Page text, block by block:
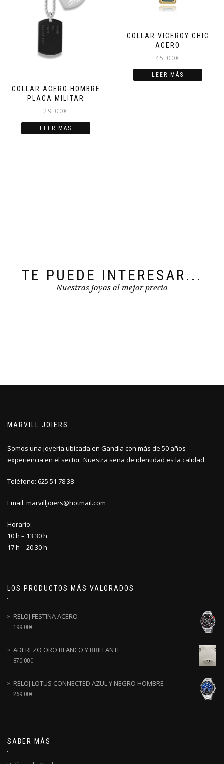
COLLAR ACERO HOMBRE
PLACA MILITAR
29.00€
LEER MÁS
COLLAR VICEROY CHIC
ACERO
45.00€
LEER MÁS
TE PUEDE INTERESAR...
Nuestras joyas al mejor precio
MARVILL JOIERS
Somos una joyería ubicada en Gandia con más de 50 años
experiencia en el sector. Nuestra seña de identidad es la calidad.
Teléfono: 625 51 78 38
Email: marvilljoiers@hotmail.com
Horario:
10 h – 13.30 h
17 h – 20.30 h
LOS PRODUCTOS MÁS VALORADOS
RELOJ FESTINA ACERO
199.00€
ADEREZO ORO BLANCO Y BRILLANTE
870.00€
RELOJ LOTUS CONNECTED AZUL Y NEGRO HOMBRE
269.00€
SABER MÁS